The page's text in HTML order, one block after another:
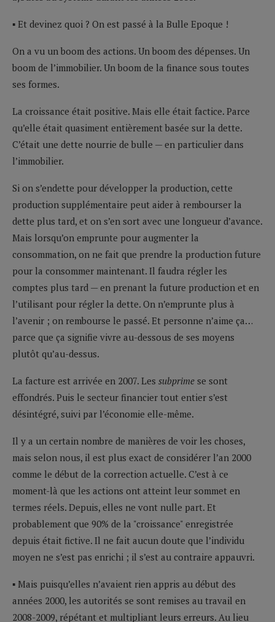
▪ Et devinez quoi ? On est passé à la Bulle Epoque !
On a vu un boom des actions. Un boom des dépenses. Un
boom de l’immobilier. Un boom de la finance sous toutes
ses formes.
La croissance était positive. Mais elle était factice. Parce
qu’elle était quasiment entièrement basée sur la dette.
C’était une dette nourrie de bulle — en particulier dans
l’immobilier.
Si on s’endette pour développer la production, cette
production supplémentaire peut aider à rembourser la
dette plus tard, et on s’en sort avec une longueur d’avance.
Mais lorsqu’on emprunte pour augmenter la
consommation, on ne fait que prendre la production future
pour la consommer maintenant. Il faudra régler les
comptes plus tard — en prenant la future production et en
l’utilisant pour régler la dette. On n’emprunte plus à
l’avenir ; on rembourse le passé. Et personne n’aime ça…
parce que ça signifie vivre au-dessous de ses moyens
plutôt qu’au-dessus.
La facture est arrivée en 2007. Les subprime se sont
effondrés. Puis le secteur financier tout entier s’est
désintégré, suivi par l’économie elle-même.
Il y a un certain nombre de manières de voir les choses,
mais selon nous, il est plus exact de considérer l’an 2000
comme le début de la correction actuelle. C’est à ce
moment-là que les actions ont atteint leur sommet en
termes réels. Depuis, elles ne vont nulle part. Et
probablement que 90% de la "croissance" enregistrée
depuis était fictive. Il ne fait aucun doute que l’individu
moyen ne s’est pas enrichi ; il s’est au contraire appauvri.
▪ Mais puisqu’elles n’avaient rien appris au début des
années 2000, les autorités se sont remises au travail en
2008-2009, répétant et multipliant leurs erreurs. Au lieu